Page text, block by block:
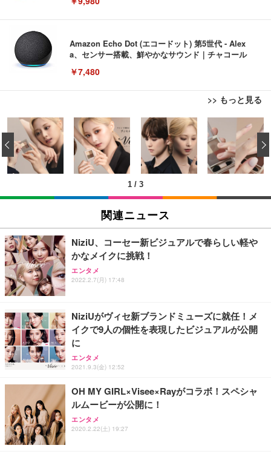
Amazon Echo Dot (エコードット) 第5世代 - Alex
a、センサー搭載、鮮やかなサウンド｜チャコール
￥7,480
>> もっと見る
[EdoErgo] オフィスチェア 椅子 テレワーク 疲れな
い 跳ね上げ式アームレスト コンパクト 約105度ロッ
キング pc 事務椅子 360度回転 座面昇降 強化ナイロ
ン樹脂ベース 通気性メッシュ 在宅ワーク H-WY01
(黒網+黒枠+黒足)
￥5,699
SIHOO B100 オフィスチェア／デスクチェア メッシ
ュチェア 人間工学 疲れない ブラック
￥27,999
Sezlife オフィスチェア デスクチェア 疲れない テレ
ワーク チェア 強化バックレスト 30度ロッキング機
能 人間工学 椅子 腰サポート 90度跳ね上げ式アーム
ョン PCチェア 通気性メッシュ ゲーミング/勉強/事
務用 おしゃれ パソコンチェア (ブラック)
Sezlife オフィスチェア デスクチェア 疲れない テレ
ワーク チェア 強化バックレスト 30度ロッキング機
能 人間工学 椅子 腰サポート 90度跳ね上げ式アーム
レスト 3Dヘッドレスト ハンガー付き 高反発クッシ
務用 おしゃれ パソコンチェア (ホワイト)
ANDWINT オフィスチェア デスクチェア 肘なし メ
ッシュ 通気性 ランバーサポート付き 腰サポート ガ
ス圧無段階昇降 360度回転 キャスター付き コンパク
EIZO ビジネス向けプレミアムモニター | FlexScan
EV3240X-WT | 31.5型4K UHD・USB Type-C・ホワ
イト
￥105,595
EIZO ビジネス向けプレミアムモニター | FlexScan
【純正品】27"ゲーミングモニター DualSense 充電
フック付き（CFI-ZDM1J）
【整備済み品】Dell E2724HS 27インチ 液晶モニタ
ー フルHD（1920×1080）VA 非光沢 HDMI/DisplayP
ort/VGA スピーカー内蔵 高さ調整 スイベル VESA対
応 ComfortView ビジネス向け
【MiniLED/24.5inch/280Hz/FHD】GRAPHT THE S
HOOTER Gaming Monitor 24” Essential ゲーミン
グモニター QD 24.5インチ 1ms FHD 量子ドット 残
Amazonベーシック ペットシーツ 薄型 レギュラー 1
回使い捨て 無香料 ホワイト 300枚
￥3,373
Amazonベーシック ペットシーツ 厚型 ワイド 42枚
x2袋(84枚) ホワイト(吸収面:ライトブルー)
￥3,234
ネオ・ルーライフ ネオ・オムツ L 中型犬用 26枚入
り 単品
Smart Basic(スマートベーシック) 【Amazon.co.jp
限定】 Smart Basic アイリスオーヤマ ペットシーツ
超厚型 お徳用 ワイド 100枚入 (x 1) (ケース販売)
アイリスオーヤマ ペットシーツ 超厚型 お徳用 レギ
ュラー 200枚入【Amazon.co.jp限定】
1 / 3
‹
関連ニュース
NiziU、コーセー新ビジュアルで春らしい軽や
かなメイクに挑戦！
エンタメ
2022.2.7(月) 17:48
NiziUがヴィセ新ブランドミューズに就任！メ
イクで9人の個性を表現したビジュアルが公開
に
エンタメ
2021.9.3(金) 12:52
OH MY GIRL×Visee×Rayがコラボ！スペシャ
ルムービーが公開に！
エンタメ
2020.2.22(土) 19:27